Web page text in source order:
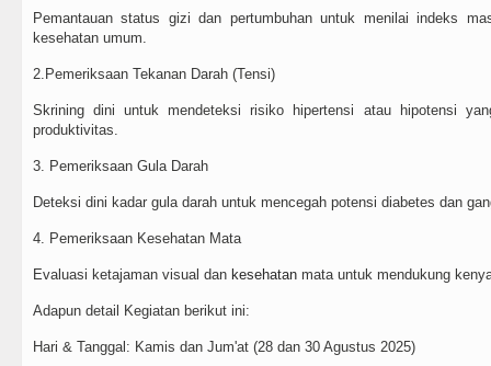
Pemantauan status gizi dan pertumbuhan untuk menilai indeks
kesehatan umum.
2.Pemeriksaan Tekanan Darah (Tensi)
Skrining dini untuk mendeteksi risiko hipertensi atau hipotensi
produktivitas.
3. Pemeriksaan Gula Darah
Deteksi dini kadar gula darah untuk mencegah potensi diabetes dan
4. Pemeriksaan Kesehatan Mata
Evaluasi ketajaman visual dan kesehatan mata untuk mendukung
Adapun detail Kegiatan berikut ini:
Hari & Tanggal: Kamis dan Jum'at (28 dan 30 Agustus 2025)